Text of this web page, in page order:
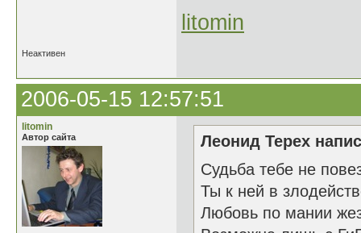
litomin
Неактивен
2006-05-15 12:57:51
litomin
Автор сайта
Леонид Терех
Судьба тебе не
Ты к ней в
Любовь по мании